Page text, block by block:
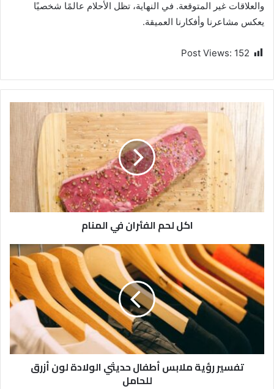
والعلاقات غير المتوقعة. في النهاية، تظل الأحلام عالمًا شخصيًا
يعكس مشاعرنا وأفكارنا العميقة.
Post Views: 152
اكل لحم الفئران في المنام
تفسير رؤية ملابس أطفال حديثي الولادة لون أزرق
للحامل